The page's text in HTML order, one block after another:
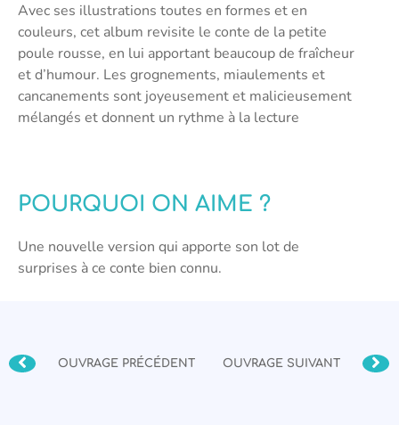
Avec ses illustrations toutes en formes et en
couleurs, cet album revisite le conte de la petite
poule rousse, en lui apportant beaucoup de fraîcheur
et d’humour. Les grognements, miaulements et
cancanements sont joyeusement et malicieusement
mélangés et donnent un rythme à la lecture
POURQUOI ON AIME ?
Une nouvelle version qui apporte son lot de
surprises à ce conte bien connu.
OUVRAGE PRÉCÉDENT OUVRAGE SUIVANT